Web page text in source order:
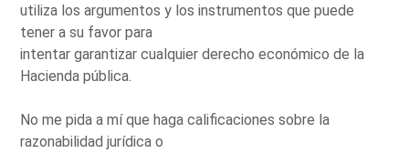
utiliza los argumentos y los instrumentos que puede
tener a su favor para
intentar garantizar cualquier derecho económico de la
Hacienda pública.
No me pida a mí que haga calificaciones sobre la
razonabilidad jurídica o